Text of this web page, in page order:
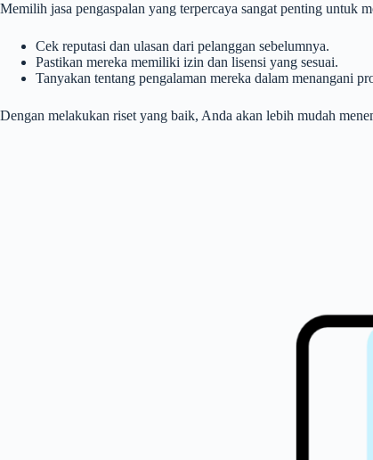
Memilih jasa pengaspalan yang terpercaya sangat penting untuk
Cek reputasi dan ulasan dari pelanggan sebelumnya.
Pastikan mereka memiliki izin dan lisensi yang sesuai.
Tanyakan tentang pengalaman mereka dalam menangani
Dengan melakukan riset yang baik, Anda akan lebih mudah